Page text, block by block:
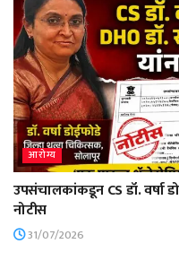
आरोग्य
उपसंचालकांकडून CS डॉ. वर्षा
नोटीस
31/07/2026